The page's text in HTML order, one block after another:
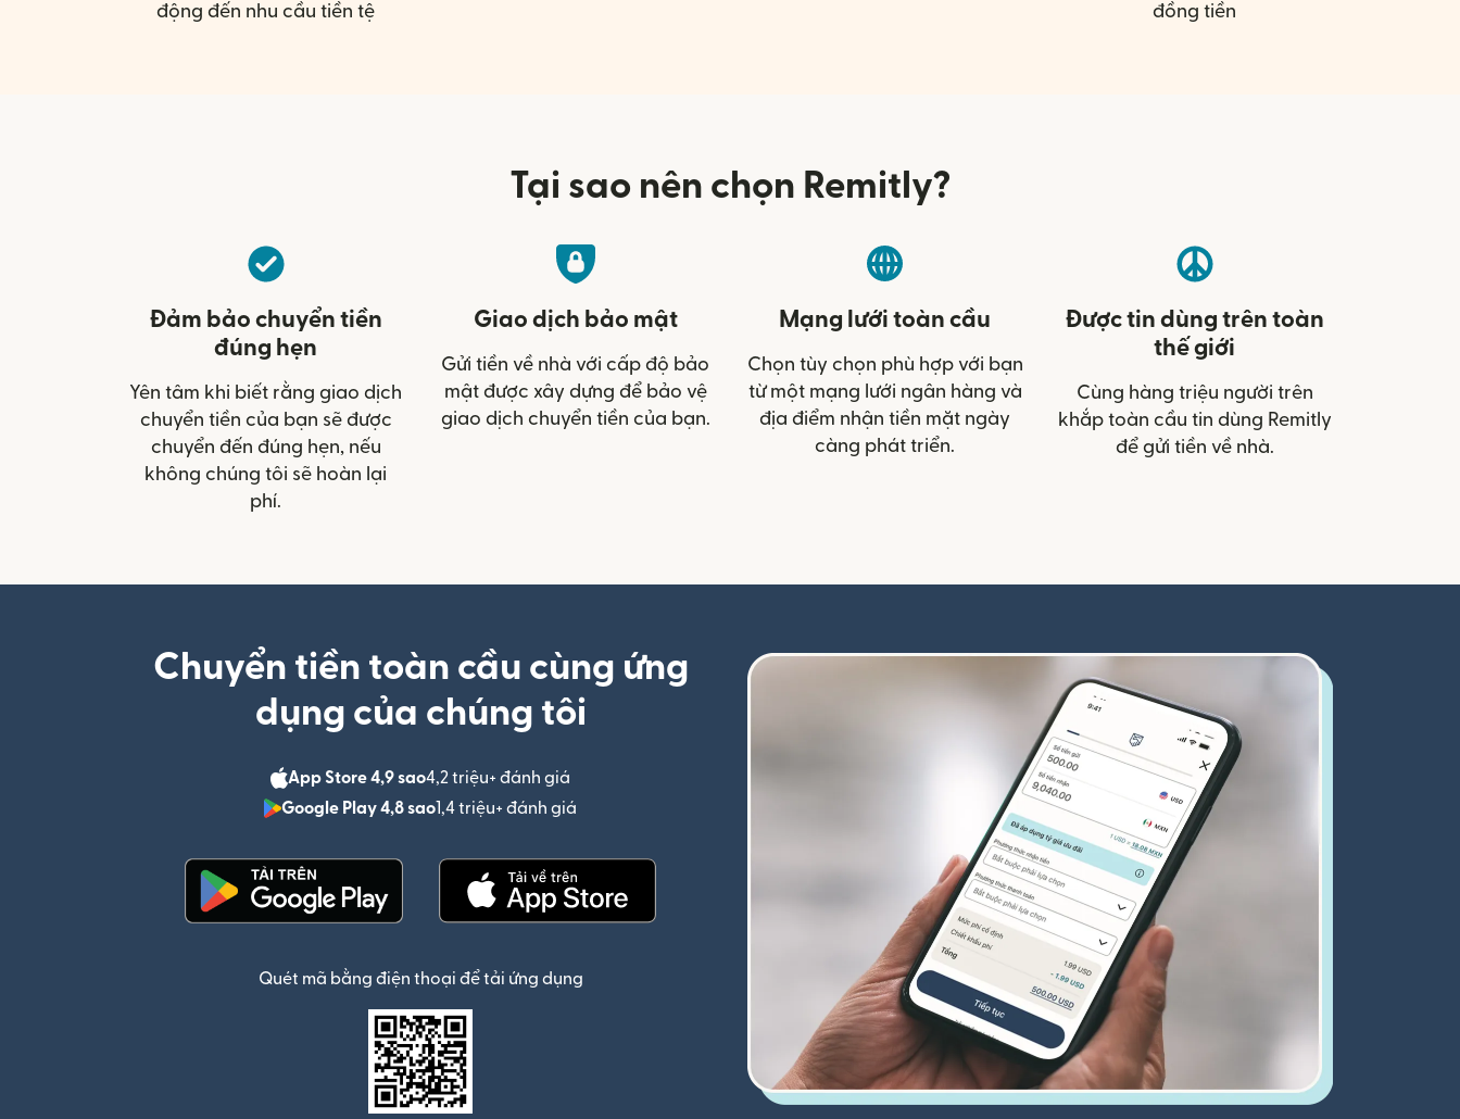
động đến nhu cầu tiền tệ
đồng tiền
Tại sao nên chọn Remitly?
Đảm bảo chuyển tiền
đúng hẹn
Yên tâm khi biết rằng giao dịch
chuyển tiền của bạn sẽ được
chuyển đến đúng hẹn, nếu
không chúng tôi sẽ hoàn lại
phí.
Giao dịch bảo mật
Gửi tiền về nhà với cấp độ bảo
mật được xây dựng để bảo vệ
giao dịch chuyển tiền của bạn.
Mạng lưới toàn cầu
Chọn tùy chọn phù hợp với bạn
từ một mạng lưới ngân hàng và
địa điểm nhận tiền mặt ngày
càng phát triển.
Được tin dùng trên toàn
thế giới
Cùng hàng triệu người trên
khắp toàn cầu tin dùng Remitly
để gửi tiền về nhà.
Chuyển tiền toàn cầu cùng ứng
dụng của chúng tôi
App Store 4,9 sao4,2 triệu+ đánh giá
Google Play 4,8 sao1,4 triệu+ đánh giá
Quét mã bằng điện thoại để tải ứng dụng